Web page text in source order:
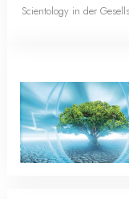
Scientology in der